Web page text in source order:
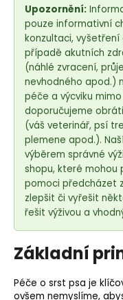
Upozornění:
pouze informativní
konzultaci,
případě akutních
(náhlé zvracení,
nevhodného apod.)
péče a výcviku
doporučujeme
(váš veterinář, psí
plemene apod.).
výběrem správné
shopu, které mohou
pomoci předcházet
zlepšit či vyřešit
řešit výživou a
Základní
Péče o srst psa je
ovšem nemyslíme,
a
t
?